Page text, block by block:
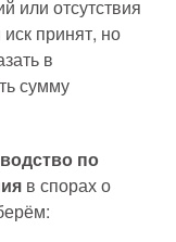
или отсутствия
принят, но
в
сумму
по
в спорах о